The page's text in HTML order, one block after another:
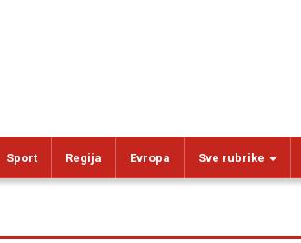
Sport Regija Evropa Sve rubrike